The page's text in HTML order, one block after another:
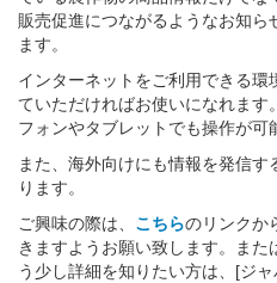
販売促進につながるようなお知
ます。
インターネットをご利用できる環
ていただければお使いになれます
フォンやタブレットでも操作が可
また、海外向けにも情報を発信
ります。
ご興味の際は、 こちらのリンクか
きますようお願い致します。また
う少し詳細を知りたい方は、[ジ